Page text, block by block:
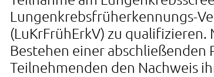
Lungenkrebsfrüherkennungs-
(LuKrFrühErkV) zu
Bestehen einer
Teilnehmenden den Nachweis